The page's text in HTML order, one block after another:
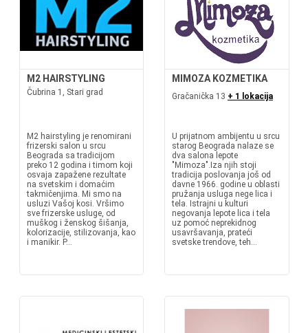
M2 HAIRSTYLING
Čubrina 1, Stari grad
M2 hairstyling je renomirani
frizerski salon u srcu
Beograda sa tradicijom
preko 12 godina i timom koji
osvaja zapažene rezultate
na svetskim i domaćim
takmičenjima. Mi smo na
usluzi Vašoj kosi. Vršimo
sve frizerske usluge, od
muškog i ženskog šišanja,
kolorizacije, stilizovanja, kao
i manikir. P...
MIMOZA KOZMETIKA
Gračanička 13 + 1 lokacija
U prijatnom ambijentu u srcu
starog Beograda nalaze se
dva salona lepote
"Mimoza".Iza njih stoji
tradicija poslovanja još od
davne 1966. godine u oblasti
pružanja usluga nege lica i
tela. Istrajni u kulturi
negovanja lepote lica i tela
uz pomoć neprekidnog
usavršavanja, prateći
svetske trendove, teh...